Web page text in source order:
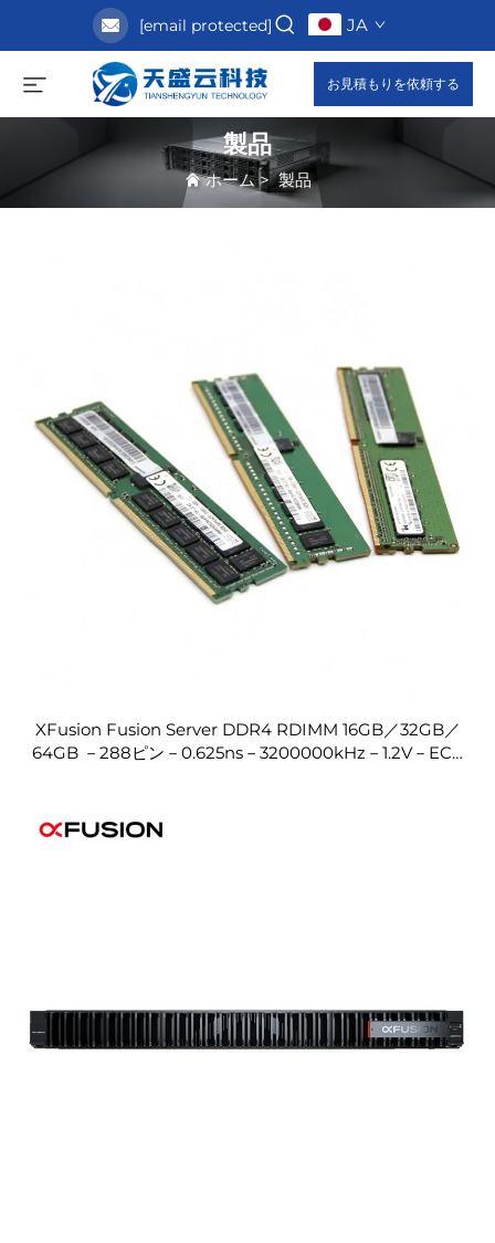
[email protected] JA
お見積もりを依頼する
製品
ホーム>製品
XFusion Fusion Server DDR4 RDIMM 16GB／32GB／
64GB －288ピン－0.625ns－3200000kHz－1.2V－ECC